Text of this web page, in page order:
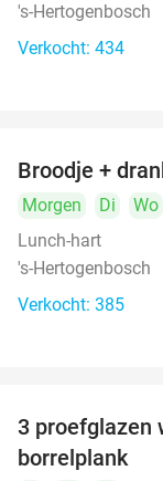
's-Hertogenbosch
Verkocht: 434
Broodje +
Morgen Di Wo
Lunch-hart
's-Hertogenbosch
Verkocht: 385
3 proefglazen
borrelplank